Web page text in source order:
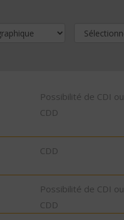
Possibilité de CDI ou
CDD
CDD
Possibilité de CDI ou
CDD